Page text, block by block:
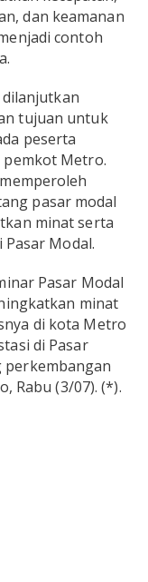
dan keamanan
contoh
dilanjutkan
tujuan untuk
peserta
pemkot Metro.
pasar modal
minat serta
Modal.
Pasar Modal
minat
di kota Metro
di Pasar
perkembangan
Rabu (3/07). (*).